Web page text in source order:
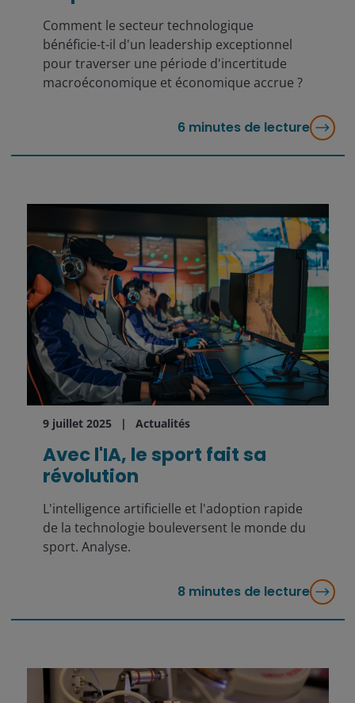
Comment le secteur technologique
bénéficie-t-il d'un leadership exceptionnel
pour traverser une période d'incertitude
macroéconomique et économique accrue ?
6 minutes de lecture
9 juillet 2025 Actualités
Avec l'IA, le sport fait sa
révolution
L'intelligence artificielle et l'adoption rapide
de la technologie bouleversent le monde du
sport. Analyse.
8 minutes de lecture